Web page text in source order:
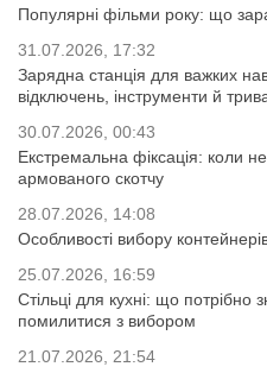
Популярні фільми року: що
31.07.2026, 17:32
Зарядна станція для важких
відключень, інструменти й
30.07.2026, 00:43
Екстремальна фіксація: коли
армованого скотчу
28.07.2026, 14:08
Особливості вибору
25.07.2026, 16:59
Стільці для кухні: що
помилитися з вибором
21.07.2026, 21:54